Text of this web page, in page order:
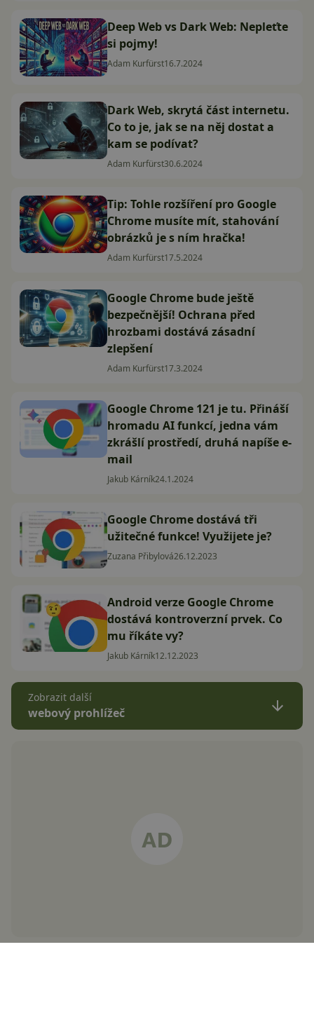
Deep Web vs Dark Web: Nepleťte
si pojmy!
Adam Kurfürst16.7.2024
Dark Web, skrytá část internetu.
Co to je, jak se na něj dostat a
kam se podívat?
Adam Kurfürst30.6.2024
Tip: Tohle rozšíření pro Google
Chrome musíte mít, stahování
obrázků je s ním hračka!
Adam Kurfürst17.5.2024
Google Chrome bude ještě
bezpečnější! Ochrana před
hrozbami dostává zásadní
zlepšení
Adam Kurfürst17.3.2024
Google Chrome 121 je tu. Přináší
hromadu AI funkcí, jedna vám
zkrášlí prostředí, druhá napíše e-
mail
Jakub Kárník24.1.2024
Google Chrome dostává tři
užitečné funkce! Využijete je?
Zuzana Přibylová26.12.2023
Android verze Google Chrome
dostává kontroverzní prvek. Co
mu říkáte vy?
Jakub Kárník12.12.2023
Zobrazit další
webový prohlížeč